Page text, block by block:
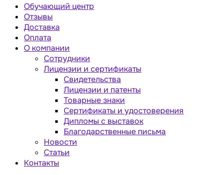
Обучающий центр
Отзывы
Доставка
Оплата
О компании
Сотрудники
Лицензии и сертификаты
Свидетельства
Лицензии и патенты
Товарные знаки
Сертификаты и удостоверения
Дипломы с выставок
Благодарственные письма
Новости
Статьи
Контакты